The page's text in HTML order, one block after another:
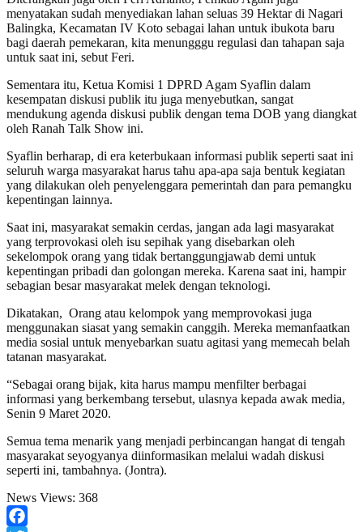
menyatakan sudah menyediakan lahan seluas 39 Hektar di Nagari
Balingka, Kecamatan IV Koto sebagai lahan untuk ibukota baru
bagi daerah pemekaran, kita menungggu regulasi dan tahapan saja
untuk saat ini, sebut Feri.
Sementara itu, Ketua Komisi 1 DPRD Agam Syaflin dalam
kesempatan diskusi publik itu juga menyebutkan, sangat
mendukung agenda diskusi publik dengan tema DOB yang diangkat
oleh Ranah Talk Show ini.
Syaflin berharap, di era keterbukaan informasi publik seperti saat ini
seluruh warga masyarakat harus tahu apa-apa saja bentuk kegiatan
yang dilakukan oleh penyelenggara pemerintah dan para pemangku
kepentingan lainnya.
Saat ini, masyarakat semakin cerdas, jangan ada lagi masyarakat
yang terprovokasi oleh isu sepihak yang disebarkan oleh
sekelompok orang yang tidak bertanggungjawab demi untuk
kepentingan pribadi dan golongan mereka. Karena saat ini, hampir
sebagian besar masyarakat melek dengan teknologi.
Dikatakan, Orang atau kelompok yang memprovokasi juga
menggunakan siasat yang semakin canggih. Mereka memanfaatkan
media sosial untuk menyebarkan suatu agitasi yang memecah belah
tatanan masyarakat.
“Sebagai orang bijak, kita harus mampu menfilter berbagai
informasi yang berkembang tersebut, ulasnya kepada awak media,
Senin 9 Maret 2020.
Semua tema menarik yang menjadi perbincangan hangat di tengah
masyarakat seyogyanya diinformasikan melalui wadah diskusi
seperti ini, tambahnya. (Jontra).
News Views: 368